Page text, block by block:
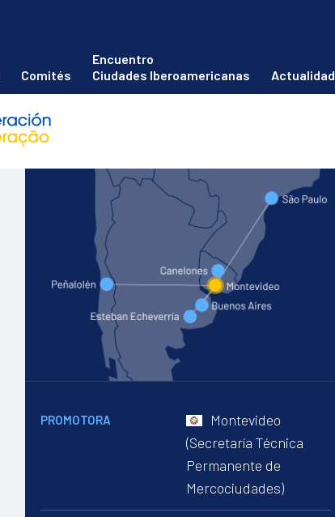
Comités
Encuentro
Ciudades Iberoamericanas
Actualidad
PROMOTORA
Montevideo
(Secretaría Técnica
Permanente de
Mercociudades)